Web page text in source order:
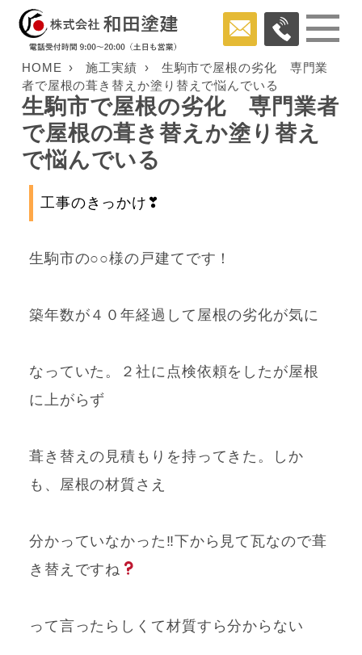
HOME 施工実績
生駒市で屋根の劣化 専門業
者で屋根の葺き替えか塗り替えで悩んでいる
生駒市で屋根の劣化 専門業者
で屋根の葺き替えか塗り替え
で悩んでいる
工事のきっかけ❣
生駒市の○○様の戸建てです！
築年数が４０年経過して屋根の劣化が気に
なっていた。２社に点検依頼をしたが屋根
に上がらず
葺き替えの見積もりを持ってきた。しか
も、屋根の材質さえ
分かっていなかった‼下から見て瓦なので葺
き替えですね
って言ったらしくて材質すら分からない